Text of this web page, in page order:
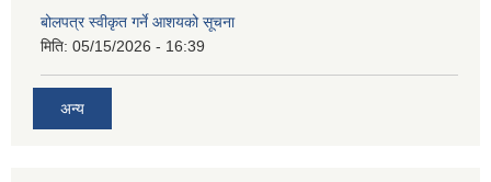
बोलपत्र स्वीकृत गर्ने आशयको सूचना
मिति: 05/15/2026 - 16:39
अन्य